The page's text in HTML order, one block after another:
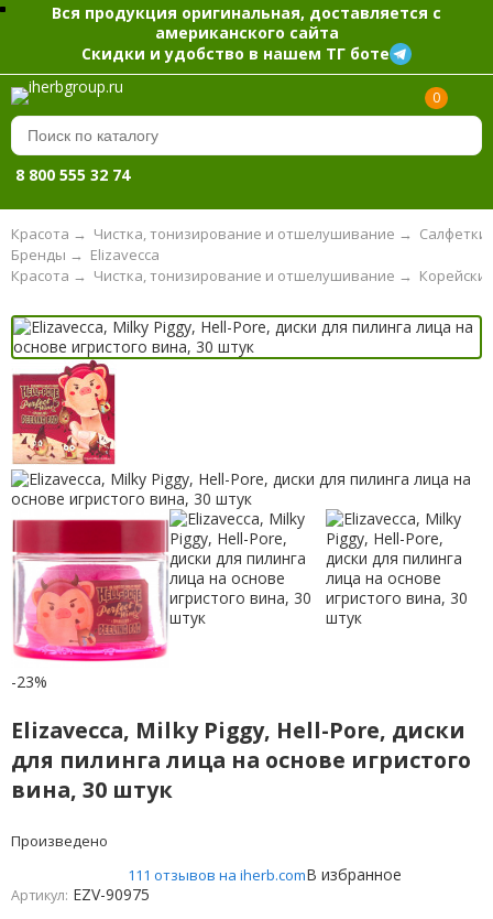
Вся продукция оригинальная, доставляется с
американского сайта
Скидки и удобство в нашем ТГ боте
0
8 800 555 32 74
Красота → Чистка, тонизирование и отшелушивание → Салфетки
Elizavecca
Бренды →
Чистка, тонизирование и отшелушивание →
Красота →
-23%
Elizavecca, Milky Piggy, Hell-Pore, диски
для пилинга лица на основе игристого
вина, 30 штук
Произведено
111 отзывов на iherb.comВ избранное
Артикул: EZV-90975